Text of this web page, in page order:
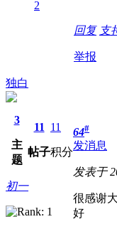
2
回复 支
举报
独白
3
主
题
11
帖子
11
积分
初一
64#
发消息
发表于
很感谢
好